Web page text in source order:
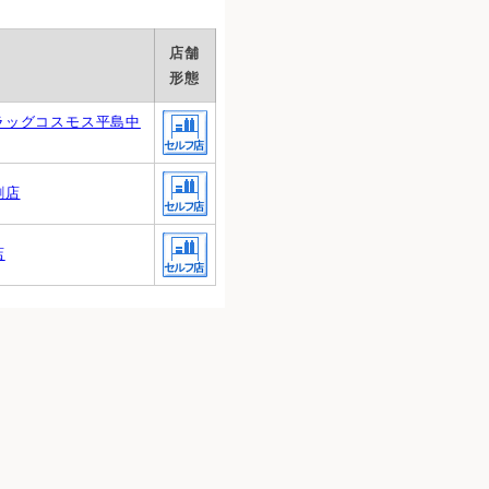
店舗
形態
グコスモス平島中
店